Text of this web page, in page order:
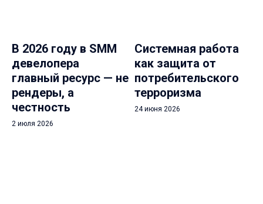
В 2026 году в SMM
девелопера
главный ресурс — не
рендеры, а
честность
2 июля 2026
Системная работа
как защита от
потребительского
терроризма
24 июня 2026